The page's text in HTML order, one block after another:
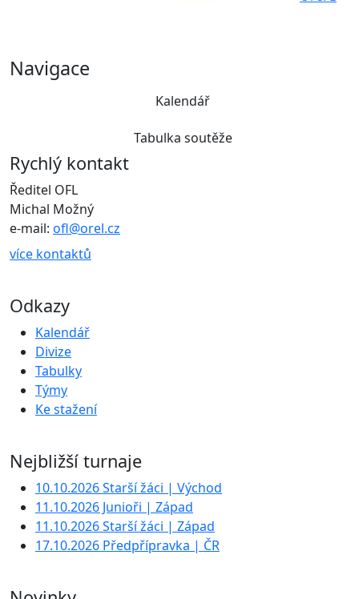
Navigace
Kalendář
Tabulka soutěže
Rychlý kontakt
Ředitel OFL
Michal Možný
e-mail: ofl@orel.cz
více kontaktů
Odkazy
Kalendář
Divize
Tabulky
Týmy
Ke stažení
Nejbližší turnaje
10.10.2026 Starší žáci | Východ
11.10.2026 Junioři | Západ
11.10.2026 Starší žáci | Západ
17.10.2026 Předpřípravka | ČR